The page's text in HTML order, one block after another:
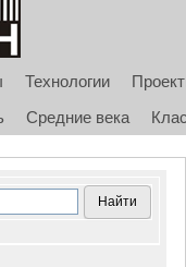
Технологии
Средние века